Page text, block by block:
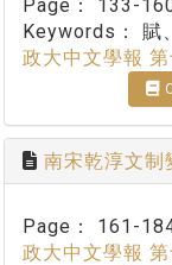
Page： 133-
Keywords： 賦
政大中文學報 第
南宋乾淳文制
Page： 161-
政大中文學報